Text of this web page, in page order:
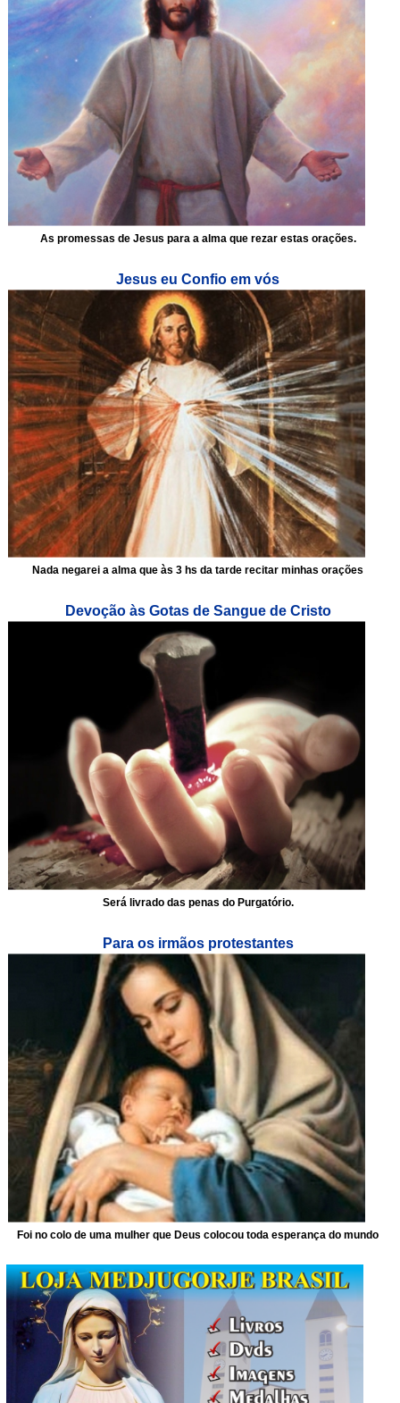
As promessas de Jesus para a alma que rezar estas orações.
Jesus eu Confio em vós
Nada negarei a alma que às 3 hs da tarde recitar minhas orações
Devoção às Gotas de Sangue de Cristo
Será livrado das penas do Purgatório.
Para os irmãos protestantes
Foi no colo de uma mulher que Deus colocou toda esperança do mundo